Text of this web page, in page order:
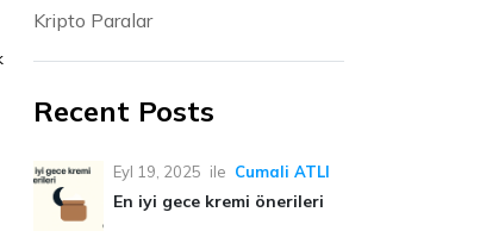
Kripto Paralar
Recent Posts
Eyl 19, 2025 ile Cumali ATLI
En iyi gece kremi önerileri